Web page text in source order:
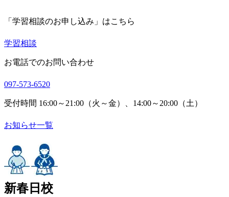
「学習相談のお申し込み」はこちら
学習相談
お電話でのお問い合わせ
097-573-6520
受付時間 16:00～21:00（火～金）、14:00～20:00（土）
お知らせ一覧
新春日校